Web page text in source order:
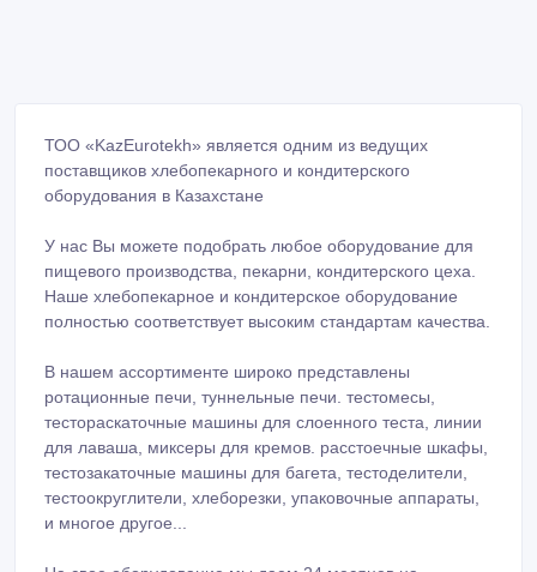
ТОО «KazEurotekh» является одним из ведущих
поставщиков хлебопекарного и кондитерского
оборудования в Казахстане
У нас Вы можете подобрать любое оборудование для
пищевого производства, пекарни, кондитерского цеха.
Наше хлебопекарное и кондитерское оборудование
полностью соответствует высоким стандартам качества.
В нашем ассортименте широко представлены